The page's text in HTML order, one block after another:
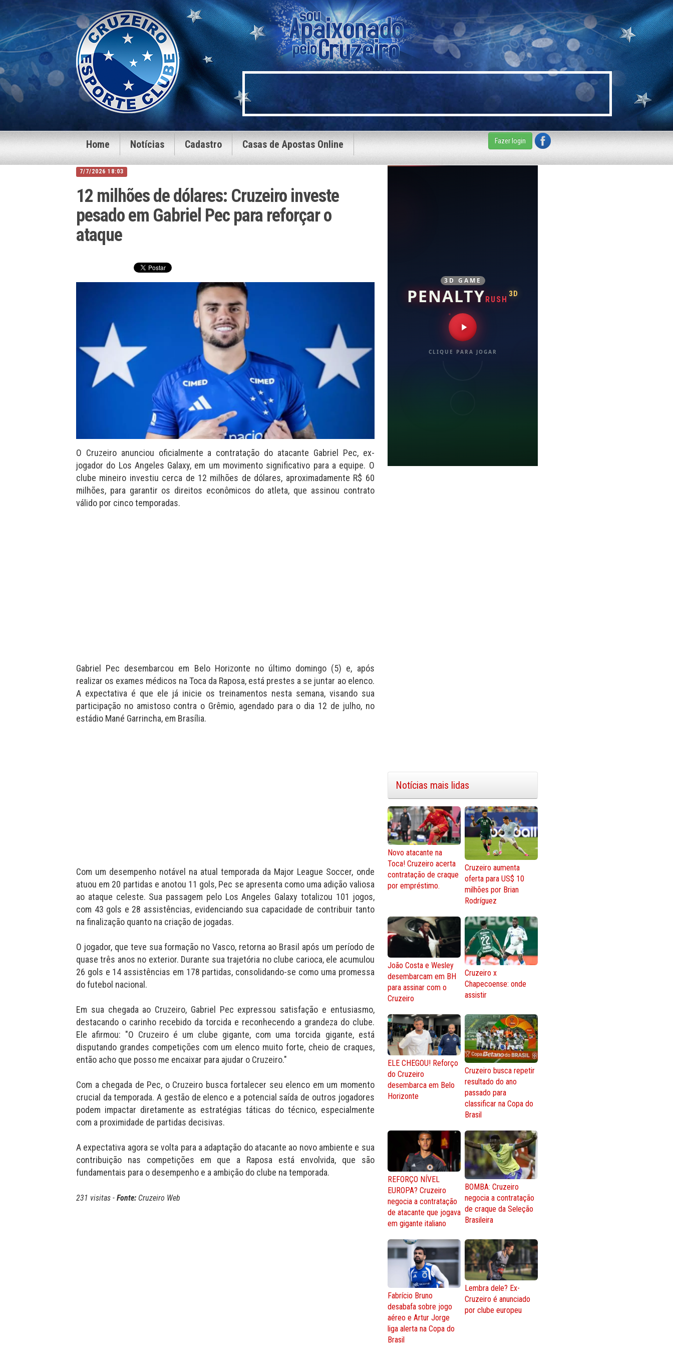
Home Notícias Cadastro Casas de Apostas Online Fazer login
7/7/2026 18:03
12 milhões de dólares: Cruzeiro investe
pesado em Gabriel Pec para reforçar o
ataque
O Cruzeiro anunciou oficialmente a contratação do atacante Gabriel Pec, ex-
jogador do Los Angeles Galaxy, em um movimento significativo para a equipe. O
clube mineiro investiu cerca de 12 milhões de dólares, aproximadamente R$ 60
milhões, para garantir os direitos econômicos do atleta, que assinou contrato
válido por cinco temporadas.
Gabriel Pec desembarcou em Belo Horizonte no último domingo (5) e, após
realizar os exames médicos na Toca da Raposa, está prestes a se juntar ao elenco.
A expectativa é que ele já inicie os treinamentos nesta semana, visando sua
participação no amistoso contra o Grêmio, agendado para o dia 12 de julho, no
estádio Mané Garrincha, em Brasília.
Com um desempenho notável na atual temporada da Major League Soccer, onde
atuou em 20 partidas e anotou 11 gols, Pec se apresenta como uma adição valiosa
ao ataque celeste. Sua passagem pelo Los Angeles Galaxy totalizou 101 jogos,
com 43 gols e 28 assistências, evidenciando sua capacidade de contribuir tanto
na finalização quanto na criação de jogadas.
O jogador, que teve sua formação no Vasco, retorna ao Brasil após um período de
quase três anos no exterior. Durante sua trajetória no clube carioca, ele acumulou
26 gols e 14 assistências em 178 partidas, consolidando-se como uma promessa
do futebol nacional.
Em sua chegada ao Cruzeiro, Gabriel Pec expressou satisfação e entusiasmo,
destacando o carinho recebido da torcida e reconhecendo a grandeza do clube.
Ele afirmou: "O Cruzeiro é um clube gigante, com uma torcida gigante, está
disputando grandes competições com um elenco muito forte, cheio de craques,
então acho que posso me encaixar para ajudar o Cruzeiro."
Com a chegada de Pec, o Cruzeiro busca fortalecer seu elenco em um momento
crucial da temporada. A gestão de elenco e a potencial saída de outros jogadores
podem impactar diretamente as estratégias táticas do técnico, especialmente
com a proximidade de partidas decisivas.
A expectativa agora se volta para a adaptação do atacante ao novo ambiente e sua
contribuição nas competições em que a Raposa está envolvida, que são
fundamentais para o desempenho e a ambição do clube na temporada.
231 visitas - Fonte: Cruzeiro Web
3D GAME
PENALTYRUSH
3D
CLIQUE PARA JOGAR
Notícias mais lidas
Novo atacante na
Toca! Cruzeiro acerta
contratação de craque
por empréstimo.
Cruzeiro aumenta
oferta para US$ 10
milhões por Brian
Rodríguez
João Costa e Wesley
desembarcam em BH
para assinar com o
Cruzeiro
Cruzeiro x
Chapecoense: onde
assistir
ELE CHEGOU! Reforço
do Cruzeiro
desembarca em Belo
Horizonte
Cruzeiro busca repetir
resultado do ano
passado para
classificar na Copa do
Brasil
REFORÇO NÍVEL
EUROPA? Cruzeiro
negocia a contratação
de atacante que jogava
em gigante italiano
BOMBA: Cruzeiro
negocia a contratação
de craque da Seleção
Brasileira
Fabrício Bruno
desabafa sobre jogo
aéreo e Artur Jorge
liga alerta na Copa do
Brasil
Lembra dele? Ex-
Cruzeiro é anunciado
por clube europeu